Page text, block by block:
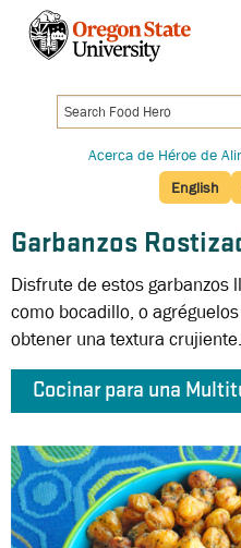
Pasar
principal
Acerca de Héroe de
English
Garbanzos
Disfrute de estos garbanzos
como bocadillo, o
obtener una textura crujiente.
Cocinar para una